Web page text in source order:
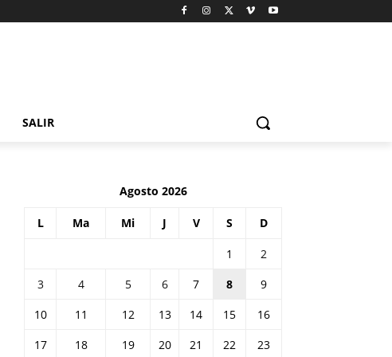
SALIR
Agosto 2026
L Ma Mi J V S D
1
2
3
4 5 6 7 8
9
10
11 12 13 14 15
16
17
18 19 20 21 22 23